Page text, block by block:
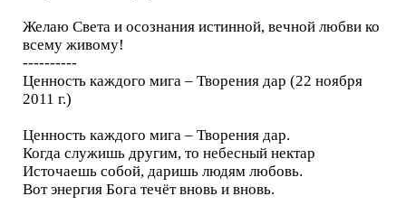
Желаю Света и осознания истинной, вечной любви ко
всему живому!
----------
Ценность каждого мига – Творения дар (22 ноября
2011 г.)
Ценность каждого мига – Творения дар.
Когда служишь другим, то небесный нектар
Источаешь собой, даришь людям любовь.
Вот энергия Бога течёт вновь и вновь.